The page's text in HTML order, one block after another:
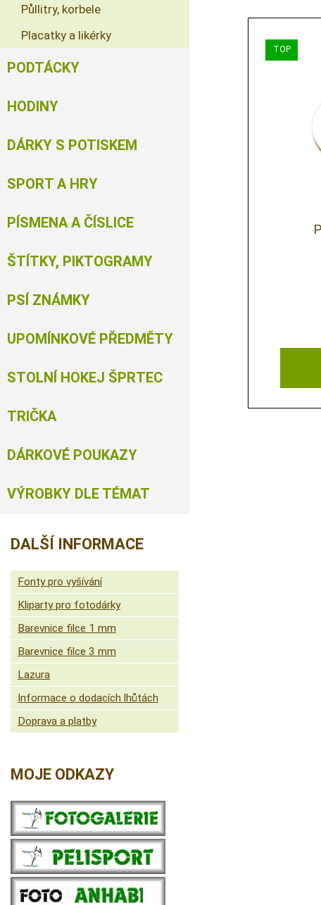
Půllitry, korbele
Placatky a likérky
PODTÁCKY
HODINY
DÁRKY S POTISKEM
SPORT A HRY
PÍSMENA A ČÍSLICE
ŠTÍTKY, PIKTOGRAMY
PSÍ ZNÁMKY
UPOMÍNKOVÉ PŘEDMĚTY
STOLNÍ HOKEJ ŠPRTEC
TRIČKA
DÁRKOVÉ POUKAZY
VÝROBKY DLE TÉMAT
DALŠÍ INFORMACE
Fonty pro vyšívání
Kliparty pro fotodárky
Barevnice filce 1 mm
Barevnice filce 3 mm
Lazura
Informace o dodacích lhůtách
Doprava a platby
MOJE ODKAZY